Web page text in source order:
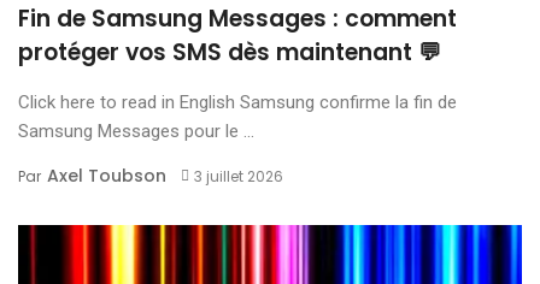
Fin de Samsung Messages : comment
protéger vos SMS dès maintenant 💬
Click here to read in English Samsung confirme la fin de
Samsung Messages pour le ...
Par Axel Toubson 3 juillet 2026